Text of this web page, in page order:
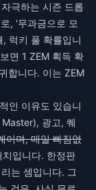
극하는 시즌 드롭
, '무과금으로 모
럭키 풀 확률입니
면 1 ZEM 획득 확
합니다. 이는 ZEM
인 이유도 있습니
광고, 퀘
이며, 매일 빠짐없
치입니다. 한정판
는 셈입니다. 그